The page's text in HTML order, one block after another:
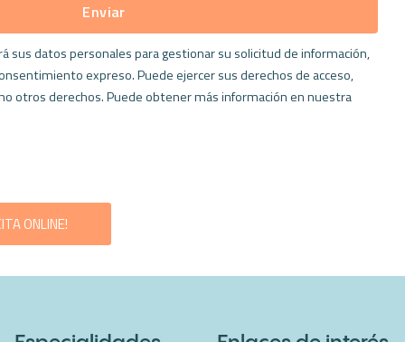
Enviar
sus datos personales para gestionar su solicitud de información,
expreso. Puede ejercer sus derechos de acceso,
otros derechos. Puede obtener más información en nuestra
ONLINE!